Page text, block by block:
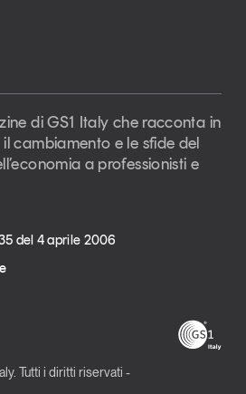
di GS1 Italy che racconta in
cambiamento e le sfide del
a professionisti e
del 4 aprile 2006
Tutti i diritti riservati -